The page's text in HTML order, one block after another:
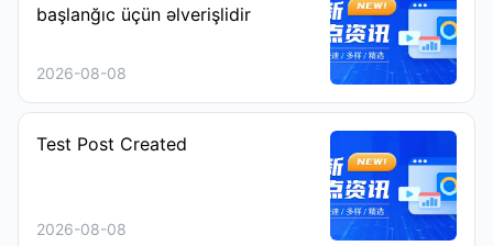
başlanğıc üçün əlverişlidir
2026-08-08
Test Post Created
2026-08-08